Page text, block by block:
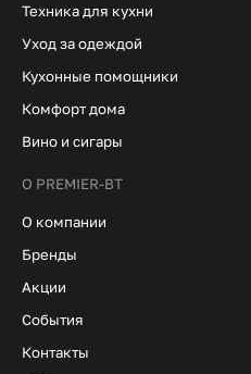
Техника для кухни
Уход за одеждой
Кухонные помощники
Комфорт дома
Вино и сигары
О PREMIER-BT
О компании
Бренды
Акции
События
Контакты